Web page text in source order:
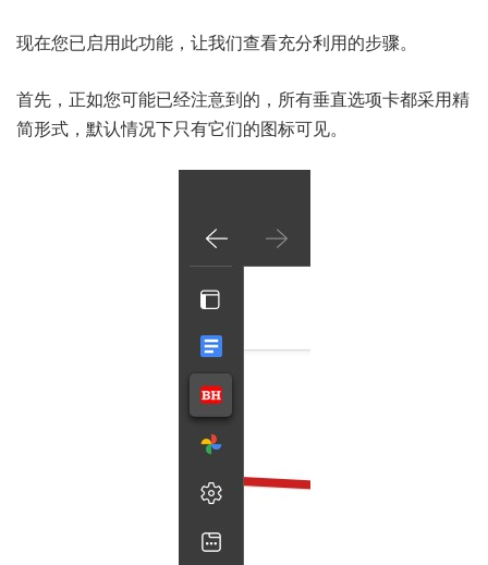
现在您已启用此功能，让我们查看充分利用的步骤。
首先，正如您可能已经注意到的，所有垂直选项卡都采用精
简形式，默认情况下只有它们的图标可见。